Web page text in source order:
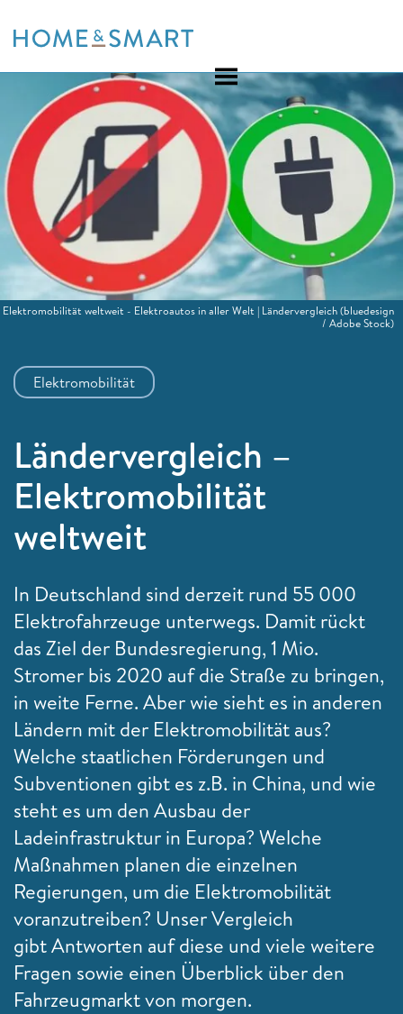
to
Elektromobilität
Ländervergleich –
Elektromobilität
weltweit
In Deutschland sind derzeit rund 55 000
Elektrofahrzeuge unterwegs. Damit rückt
das Ziel der Bundesregierung, 1 Mio.
Stromer bis 2020 auf die Straße zu bringen,
in weite Ferne. Aber wie sieht es in anderen
Ländern mit der Elektromobilität aus?
Welche staatlichen Förderungen und
Subventionen gibt es z.B. in China, und wie
steht es um den Ausbau der
Ladeinfrastruktur in Europa? Welche
Maßnahmen planen die einzelnen
Regierungen, um die Elektromobilität
voranzutreiben? Unser Vergleich
gibt Antworten auf diese und viele weitere
Fragen sowie einen Überblick über den
Fahrzeugmarkt von morgen.
Elektromobilität weltweit - Elektroautos in aller Welt | Ländervergleich(bluedesign
/ Adobe Stock)